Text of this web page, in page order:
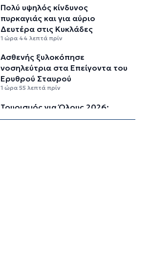
Πολύ υψηλός κίνδυνος
πυρκαγιάς και για αύριο
Δευτέρα στις Κυκλάδες
1 ώρα 44 λεπτά πρίν
Ασθενής ξυλοκόπησε
νοσηλεύτρια στα Επείγοντα του
Ερυθρού Σταυρού
1 ώρα 55 λεπτά πρίν
Τουρισμός για Όλους 2026:
Σήμερα οι αιτήσεις για ΑΦΜ που